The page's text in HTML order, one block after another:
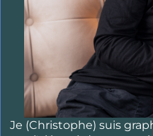
Je (Christophe) suis